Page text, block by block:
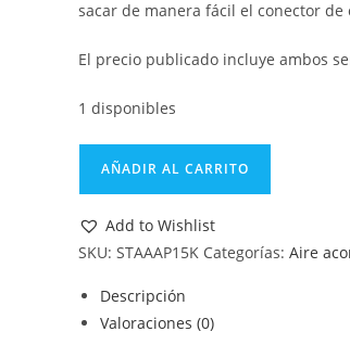
sacar de manera fácil el conector
El precio publicado incluye ambos
1 disponibles
AÑADIR AL CARRITO
Add to Wishlist
SKU: STAAAP15K Categorías: Aire
Descripción
Valoraciones (0)